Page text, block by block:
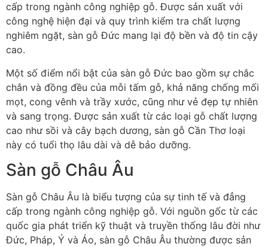
cấp trong ngành công nghiệp gỗ. Được sản xuất với
công nghệ hiện đại và quy trình kiểm tra chất lượng
nghiêm ngặt, sàn gỗ Đức mang lại độ bền và độ tin cậy
cao.
Một số điểm nổi bật của sàn gỗ Đức bao gồm sự chắc
chắn và đồng đều của mỗi tấm gỗ, khả năng chống mối
mọt, cong vênh và trầy xước, cũng như vẻ đẹp tự nhiên
và sang trọng. Được sản xuất từ các loại gỗ chất lượng
cao như sồi và cây bạch dương, sàn gỗ Cần Thơ loại
này có tuổi thọ lâu dài và dễ bảo dưỡng.
Sàn gỗ Châu Âu
Sàn gỗ Châu Âu là biểu tượng của sự tinh tế và đẳng
cấp trong ngành công nghiệp gỗ. Với nguồn gốc từ các
quốc gia phát triển kỹ thuật và truyền thống lâu đời như
Đức, Pháp, Ý và Áo, sàn gỗ Châu Âu thường được sản